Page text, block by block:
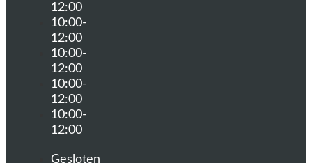
12:00
10:00-
12:00
10:00-
12:00
10:00-
12:00
10:00-
12:00
Gesloten